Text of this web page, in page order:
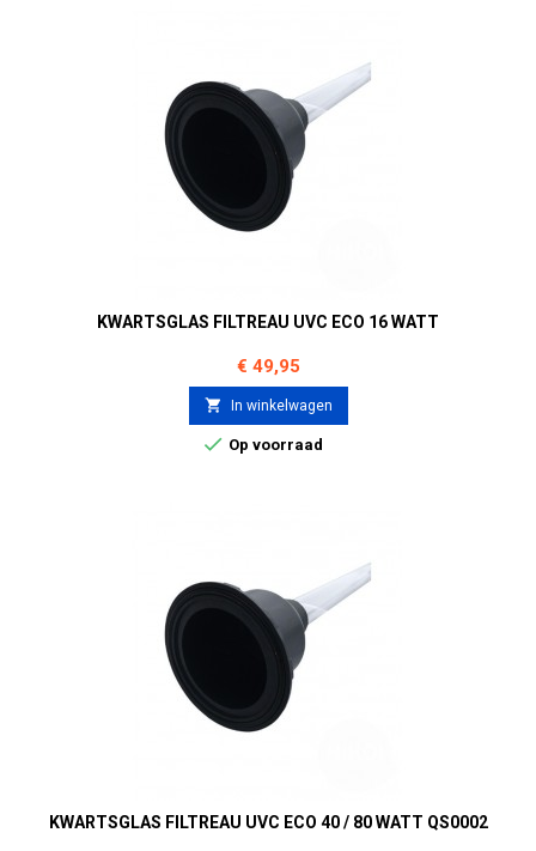
KWARTSGLAS FILTREAU UVC ECO 16 WATT
Prijs
€ 49,95
 In winkelwagen
 Op voorraad
KWARTSGLAS FILTREAU UVC ECO 40 / 80 WATT QS0002